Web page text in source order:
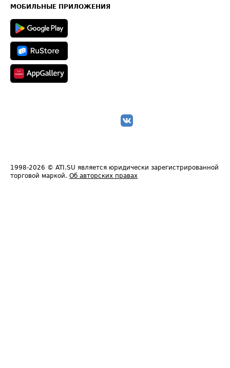
Техническая информация
МОБИЛЬНЫЕ ПРИЛОЖЕНИЯ
1998-2026 © ATI.SU является юридически зарегистрированной
торговой маркой. Об авторских правах